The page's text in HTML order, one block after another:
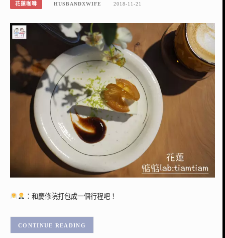
花蓮咖啡 HUSBANDXWIFE 2018-11-21
：和慶修院打包成一個行程吧！
CONTINUE READING